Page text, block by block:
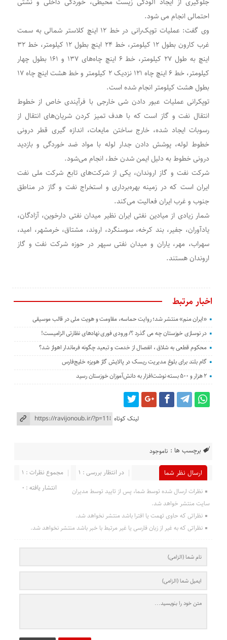
احتمالی انجام می شود.
وی گفت: عملیات توپک‌رانی در خط ۱۲ اینچ کلاستر شمالی به سمت
غرب کارون بطول ۱۲ کیلومتر، خط ۲۴ اینچ بطول ۱۲ کیلومتر، خط ۳۲
اینچ به طول ۲۷ کیلومتر، خط ۶ اینچ چاه‌های ۱۳۷ و ۱۶۱ بطول چهار
کیلومتر، خط ۶ اینچ چاه ۱۲۱ نزدیک ۲ کیلومتر و خط هشت اینچ چاه ۱۷
بطول هشت کیلومتر انجام شده است.
توپکرانی عملیات عبور دادن شی خارجی با فرآیندی خاص از خطوط
انتقال نفت و گاز است که با هدف تمیز کردن شریان‌های انتقال از
رسوبات ایجاد شده، خارج ساختن مایعات، اندازه گیری قطر درونی
خطوط لوله، پوشش دادن جدار لوله با مواد ضد خوردگی و بازدید
درونی خطوط به دلیل ایمن شدن خط، انجام می‌شود.
شرکت نفت و گاز اروندان، یکی از شرکت‌های تابع شرکت ملی نفت
ایران است که در زمینه بهره‌برداری و استخراج نفت و گاز در مناطق
جنوب و غرب ایران فعالیت می‌کند.
شمار زیادی از میادین نفتی ایران نظیر میدان نفتی دارخوین، آزادگان،
یادآوران، جفیر، بند کرخه، سوسنگرد، اروند، مشتاق، خرمشهر، امید،
سهراب، مهر، یاران و میدان نفتی سپهر در حوزه شرکت نفت و گاز
اروندان هستند.
اخبار مرتبط
«ایران منم» منتشر شد؛ روایت حماسه، مقاومت و هویت ملی در قالب موسیقی
در نوسازی خوزستان چه می گذرد ؟/ ورودی فوری نهادهای نظارتی الزامیست!
محکوم قطعی به شلاق ، انفصال از خدمت و تبعید چگونه فرماندار اهواز شد؟
گام بلند برای بلوغ مدیریت ریسک در پالایش گاز هویزه خلیج‌فارس
۲ هزار و ۵۰۰ بسته نوشت‌افزار به دانش‌آموزان خوزستان رسید
لینک کوتاه
برچسب ها : ناموجود
ارسال نظر شما مجموع نظرات : 1
در انتظار بررسی : 1
انتشار یافته : 0
نظرات ارسال شده توسط شما، پس از تایید توسط مدیران
سایت منتشر خواهد شد.
نظراتی که حاوی تهمت یا افترا باشد منتشر نخواهد شد.
نظراتی که به غیر از زبان فارسی یا غیر مرتبط با خبر باشد منتشر نخواهد شد.